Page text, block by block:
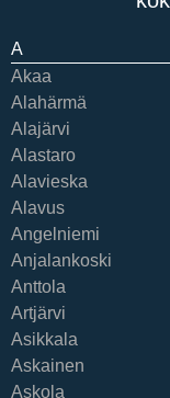
A
Akaa
Alahärmä
Alajärvi
Alastaro
Alavieska
Alavus
Angelniemi
Anjalankoski
Anttola
Artjärvi
Asikkala
Askainen
Askola